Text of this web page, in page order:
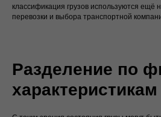
классификация грузов используются ещё
перевозки и выбора транспортной
Разделение по
характеристикам